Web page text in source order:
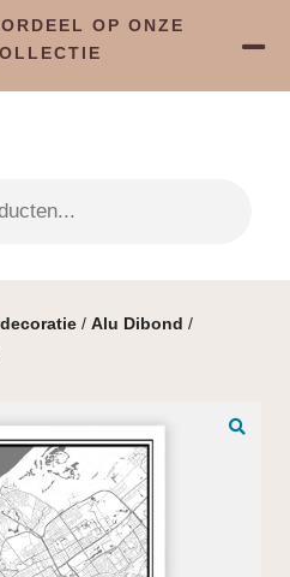
/Alu Dibond /
OP ONZE